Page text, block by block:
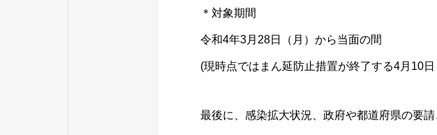
＊対象期間
令和4年3月28日（月）から当面の間
(現時点ではまん延防止措置が終了する4月10
最後に、感染拡大状況、政府や都道府県の要請